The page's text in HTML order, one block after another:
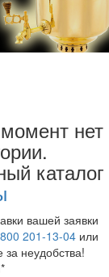
нет
каталог
вашей заявки
201-13-04 или
неудобства!